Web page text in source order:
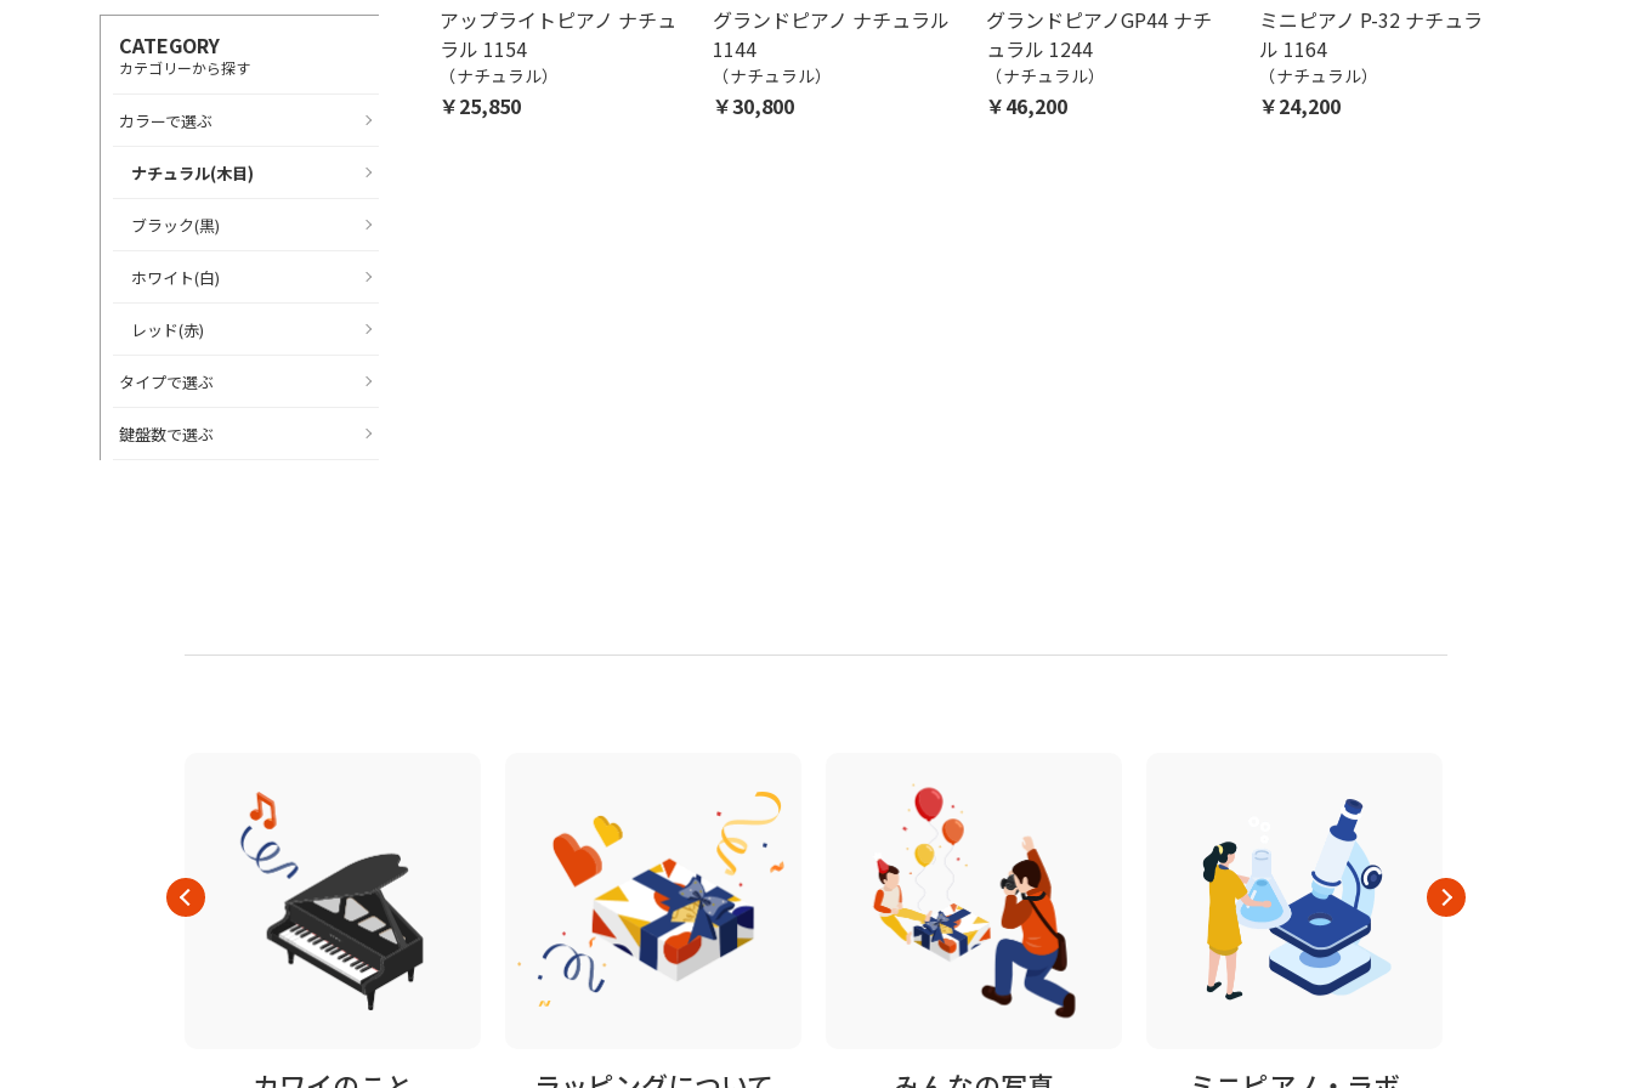
CATEGORY
カテゴリーから探す
カラーで選ぶ
ナチュラル(木目)
ブラック(黒)
ホワイト(白)
レッド(赤)
タイプで選ぶ
鍵盤数で選ぶ
アップライトピアノ ナチュ
ラル 1154
（ナチュラル）
￥25,850
グランドピアノ ナチュラル
1144
（ナチュラル）
￥30,800
グランドピアノGP44 ナチ
ュラル 1244
（ナチュラル）
￥46,200
ミニピアノ P-32 ナチュラ
ル 1164
（ナチュラル）
￥24,200